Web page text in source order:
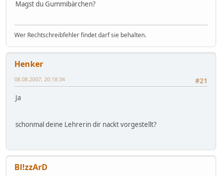
Magst du Gummibärchen?
Wer Rechtschreibfehler findet darf sie behalten.
Henker
#21
08.08.2007, 20:18:34
Ja
schonmal deine Lehrerin dir nackt vorgestellt?
Bl!zzArD